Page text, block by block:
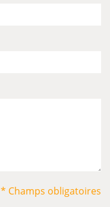
* Champs obligatoires